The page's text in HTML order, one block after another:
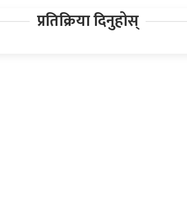
प्रतिक्रिया दिनुहोस्